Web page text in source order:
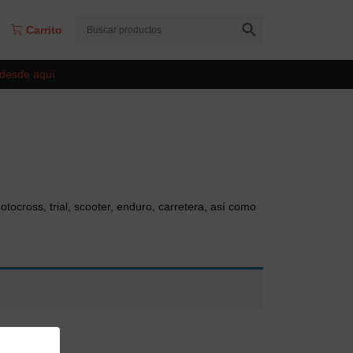
Carrito
aquí
trial, scooter, enduro, carretera, así como